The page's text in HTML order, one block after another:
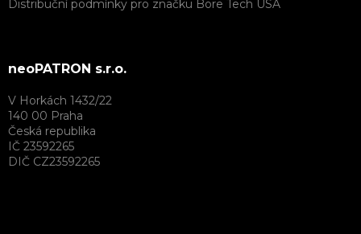
Distribuční podmínky pro značku Bore Tech USA
neoPATRON s.r.o.
V Horkách 1432/22
140 00 Praha
Česká republika
IČ 23592265
DIČ CZ23592265